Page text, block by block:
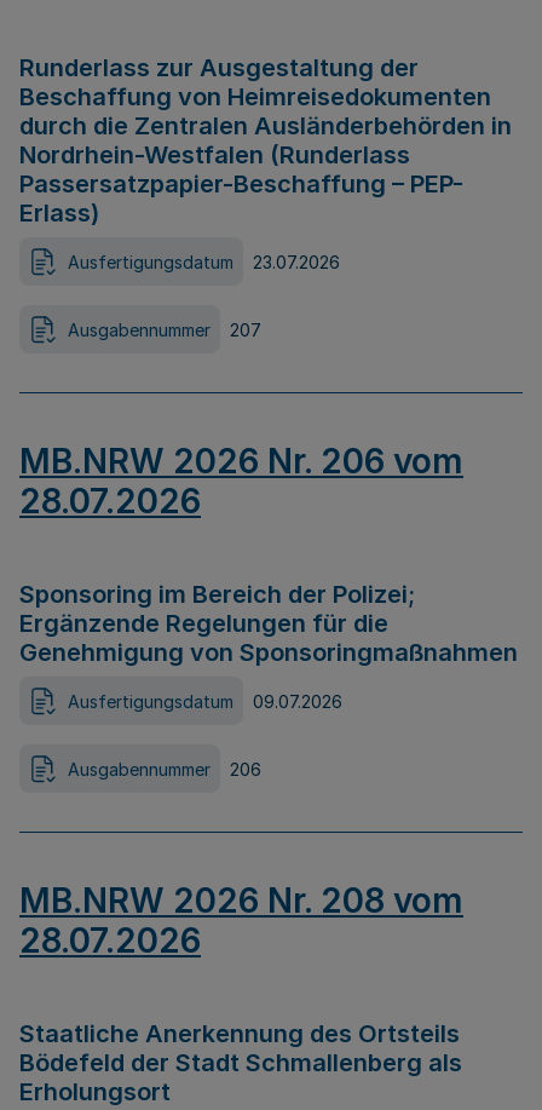
Runderlass zur Ausgestaltung der
Beschaffung von Heimreisedokumenten
durch die Zentralen Ausländerbehörden in
Nordrhein-Westfalen (Runderlass
Passersatzpapier-Beschaffung – PEP-
Erlass)
Ausfertigungsdatum 23.07.2026
Ausgabennummer 207
MB.NRW 2026 Nr. 206 vom
28.07.2026
Sponsoring im Bereich der Polizei;
Ergänzende Regelungen für die
Genehmigung von Sponsoringmaßnahmen
Ausfertigungsdatum 09.07.2026
Ausgabennummer 206
MB.NRW 2026 Nr. 208 vom
28.07.2026
Staatliche Anerkennung des Ortsteils
Bödefeld der Stadt Schmallenberg als
Erholungsort